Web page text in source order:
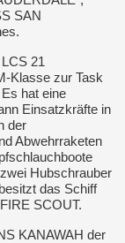
SAN
21
Klasse zur Task
hat eine
Einsatzkräfte in
der
Abwehrraketen
Hubschrauber
das Schiff
SCOUT.
KANAWAH der